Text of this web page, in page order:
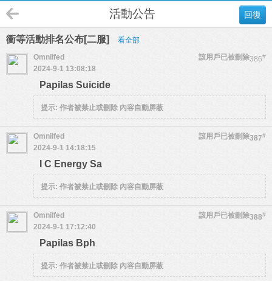
回復
活動公告
衝等活動排名公布[二服] 看全部
386#
Omnilfed
該用戶已被刪除
2024-9-1 13:08:18
Papilas Suicide
提示: 作者被禁止或刪除 內容自動屏蔽
387#
Omnilfed
該用戶已被刪除
2024-9-1 14:18:15
I C Energy Sa
提示: 作者被禁止或刪除 內容自動屏蔽
388#
Omnilfed
該用戶已被刪除
2024-9-1 17:12:40
Papilas Bph
提示: 作者被禁止或刪除 內容自動屏蔽